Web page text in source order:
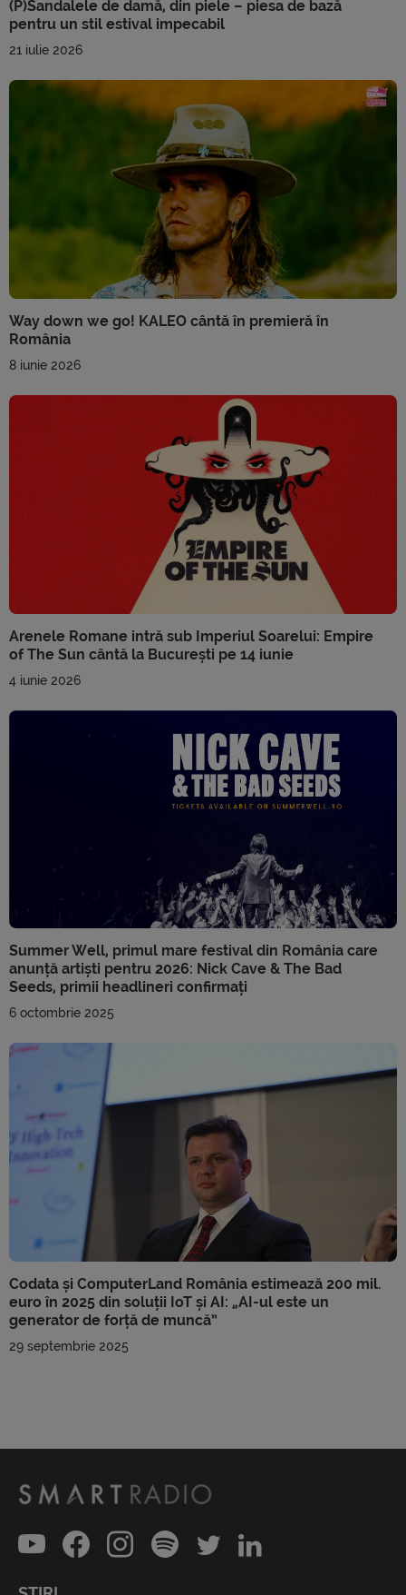
(P)Sandalele de damă, din piele – piesa de bază
pentru un stil estival impecabil
21 iulie 2026
Way down we go! KALEO cântă în premieră în
România
8 iunie 2026
Arenele Romane intră sub Imperiul Soarelui: Empire
of The Sun cântă la București pe 14 iunie
4 iunie 2026
Summer Well, primul mare festival din România care
anunță artiști pentru 2026: Nick Cave & The Bad
Seeds, primii headlineri confirmați
6 octombrie 2025
Codata și ComputerLand România estimează 200 mil.
euro în 2025 din soluții IoT și AI: „AI-ul este un
generator de forță de muncă”
29 septembrie 2025